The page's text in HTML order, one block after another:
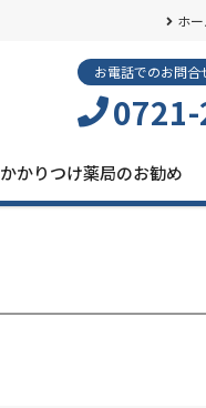
ホ
お電話でのお問合
かかりつけ薬局のお勧め